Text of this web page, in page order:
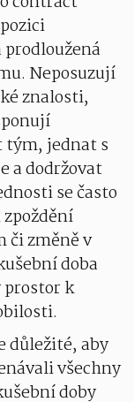
Neposuzují
znalosti,
tým, jednat s
a dodržovat
se často
či změně v
doba
prostor k
důležité, aby
všechny
doby